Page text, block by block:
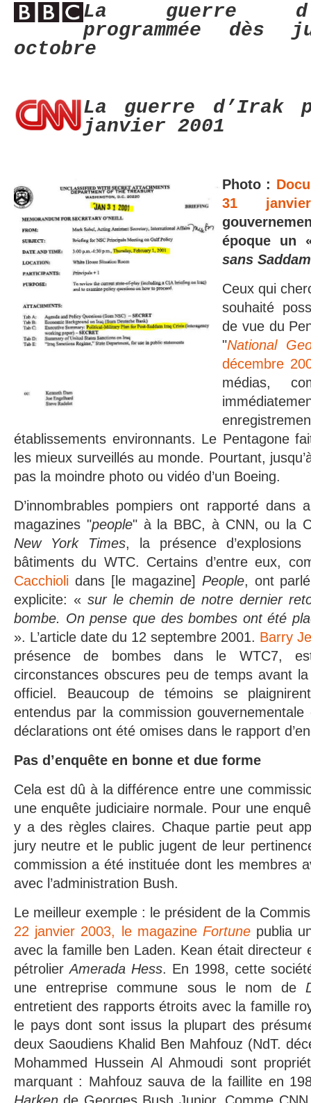
La guerre
programmée
octobre
La guerre d’Irak
janvier 2001
Photo :
31
époque un
sans
Ceux qui
souhaité
de vue du
"National
décembre
médias,
établissements environnants. Le Pentagone
les mieux surveillés au monde. Pourtant,
pas la moindre photo ou vidéo d’un Boeing.
D’innombrables pompiers ont rapporté dans
magazines "people" à la BBC, à CNN, ou la
New York Times, la présence
bâtiments du WTC. Certains d’entre eux,
Cacchioli dans [le magazine] People, ont
explicite: « sur le chemin de notre dernier
bombe. On pense que des bombes ont été
». L’article date du 12 septembre 2001. Barry
présence de bombes dans le WTC7,
circonstances obscures peu de temps avant
officiel. Beaucoup de témoins se
entendus par la commission
déclarations ont été omises dans le rapport
Pas d’enquête en bonne et due forme
Cela est dû à la différence entre une
une enquête judiciaire normale. Pour une
y a des règles claires. Chaque partie peut
jury neutre et le public jugent de leur
commission a été instituée dont les membres
avec l’administration Bush.
Le meilleur exemple : le président de la
22 janvier 2003, le magazine Fortunepublia
avec la famille ben Laden. Kean était directeur
pétrolierAmerada Hess. En 1998, cette
une entreprise commune sous le nom de
entretient des rapports étroits avec la famille
le pays dont sont issus la plupart des
deux Saoudiens Khalid Ben Mahfouz (NdT.
Mohammed Hussein Al Ahmoudi sont
marquant : Mahfouz sauva de la faillite en